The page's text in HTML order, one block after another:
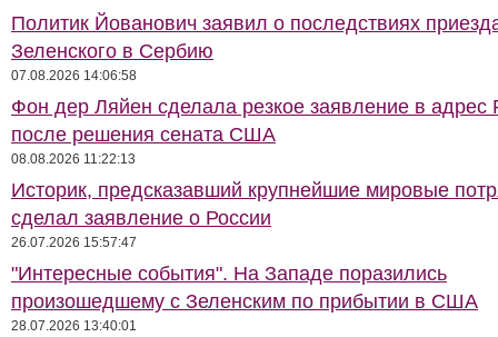
Политик Йованович заявил о последствиях
Зеленского в Сербию
07.08.2026 14:06:58
Фон дер Ляйен сделала резкое заявление в адрес
после решения сената США
08.08.2026 11:22:13
Историк, предсказавший крупнейшие мировые
сделал заявление о России
26.07.2026 15:57:47
"Интересные события". На Западе поразились
произошедшему с Зеленским по прибытии в США
28.07.2026 13:40:01